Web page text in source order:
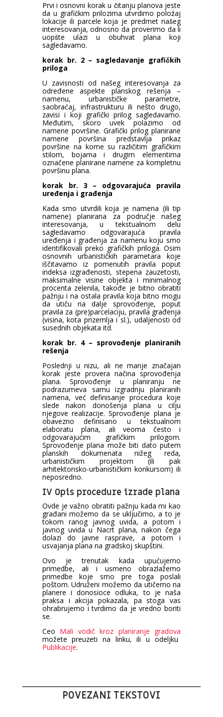
Prvi i osnovni korak u čitanju planova jeste
da u grafičkim prilozima utvrdimo položaj
lokacije ili parcele koja je predmet našeg
interesovanja, odnosno da proverimo da li
uopšte ulazi u obuhvat plana koji
sagledavamo.
korak br. 2 – sagledavanje grafičkih
priloga
U zavisnosti od našeg interesovanja za
određene aspekte planskog rešenja –
namenu, urbanističke parametre,
saobraćaj, infrastrukturu ili nešto drugo,
zavisi i koji grafički prilog sagledavamo.
Međutim, skoro uvek polazimo od
namene površine. Grafički prilog planirane
namene površina predstavlja prikaz
površine na kome su različitim grafičkim
stilom, bojama i drugim elementima
označene planirane namene za kompletnu
površinu plana.
korak br. 3 – odgovarajuća pravila
uređenja i građenja
Kada smo utvrdili koja je namena (ili tip
namene) planirana za područje našeg
interesovanja, u tekstualnom delu
sagledavamo odgovarajuća pravila
uređenja i građenja za namenu koju smo
identifikovali preko grafičkih priloga. Osim
osnovnih urbanističkih parametara koje
iščitavamo iz pomenutih pravila poput
indeksa izgrađenosti, stepena zauzetosti,
maksimalne visine objekta i minimalnog
procenta zelenila, takođe je bitno obratiti
pažnju i na ostala pravila koja bitno mogu
da utiču na dalje sprovođenje, poput
pravila za (pre)parcelaciju, pravila građenja
(visina, kota prizemlja i sl.), udaljenosti od
susednih objekata itd.
korak br. 4 – sprovođenje planiranih
rešenja
Poslednji u nizu, ali ne manje značajan
korak jeste provera načina sprovođenja
plana. Sprovođenje u planiranju ne
podrazumeva samu izgradnju planiranih
namena, već definisanje procedura koje
slede nakon donošenja plana u cilju
njegove realizacije. Sprovođenje plana je
obavezno definisano u tekstualnom
elaboratu plana, ali veoma često i
odgovarajućim grafičkim prilogom.
Sprovođenje plana može biti dato putem
planskih dokumenata nižeg reda,
urbanističkim projektom (ili pak
arhitektonsko-urbanističkim konkursom) ili
neposredno.
IV Opis procedure izrade plana
Ovde je važno obratiti pažnju kada mi kao
građani možemo da se uključimo, a to je
tokom ranog javnog uvida, a potom i
javnog uvida u Nacrt plana, nakon čega
dolazi do javne rasprave, a potom i
usvajanja plana na gradskoj skupštini.
Ovo je trenutak kada upućujemo
primedbe, ali i usmeno obrazlažemo
primedbe koje smo pre toga poslali
poštom. Udruženi možemo da utičemo na
planere i donosioce odluka, to je naša
praksa i akcija pokazala, pa stoga vas
ohrabrujemo i tvrdimo da je vredno boriti
se.
Ceo Mali vodič kroz planiranje gradova
možete preuzeti na linku, ili u odeljku
Publikacije.
POVEZANI TEKSTOVI